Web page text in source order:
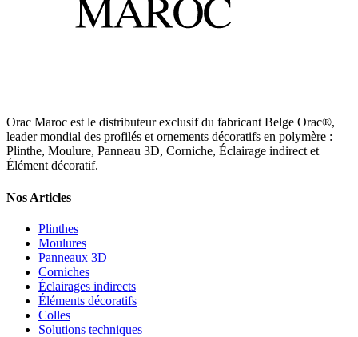
Orac Maroc est le distributeur exclusif du fabricant Belge Orac®,
leader mondial des profilés et ornements décoratifs en polymère :
Plinthe, Moulure, Panneau 3D, Corniche, Éclairage indirect et
Élément décoratif.
Nos Articles
Plinthes
Moulures
Panneaux 3D
Corniches
Éclairages indirects
Éléments décoratifs
Colles
Solutions techniques